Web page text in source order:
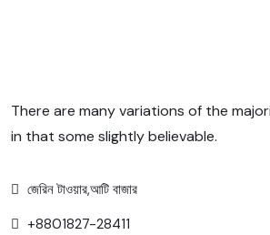
There are many variations of the
in that some slightly believable.
জেরিন টাওয়ার,আটি বাজার
+8801827-28411